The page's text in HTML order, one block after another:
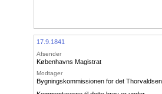
17.9.1841
Afsender
Københavns Magistrat
Modtager
Bygningskommissionen for det